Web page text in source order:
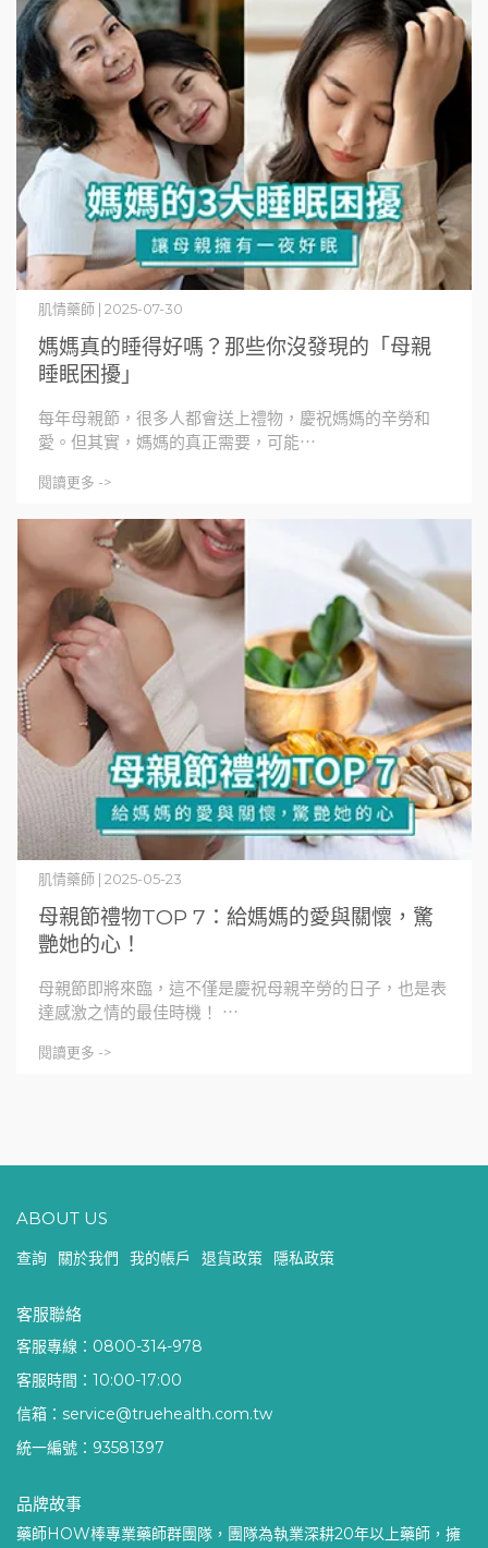
媽媽真的睡得好嗎？那些你沒發現的「母親
睡眠困擾」
肌情藥師 | 2025-07-30
每年母親節，很多人都會送上禮物，慶祝媽媽的辛勞和
愛。但其實，媽媽的真正需要，可能⋯
閱讀更多 ->
母親節禮物TOP 7：給媽媽的愛與關懷，驚
艷她的心！
肌情藥師 | 2025-05-23
母親節即將來臨，這不僅是慶祝母親辛勞的日子，也是表
達感激之情的最佳時機！ ⋯
閱讀更多 ->
ABOUT US
查詢 關於我們 我的帳戶 退貨政策 隱私政策
客服聯絡
客服專線：0800-314-978
客服時間：10:00-17:00
信箱：service@truehealth.com.tw
統一編號：93581397
品牌故事
藥師HOW棒專業藥師群團隊，團隊為執業深耕20年以上藥師，擁